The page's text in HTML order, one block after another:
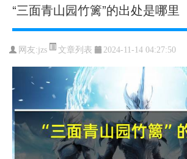
“三面青山园竹篱”的出处是哪里
网友:jzs 文章列表 2024-11-14 04:27:50